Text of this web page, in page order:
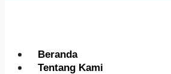
Menu
Beranda
Tentang Kami